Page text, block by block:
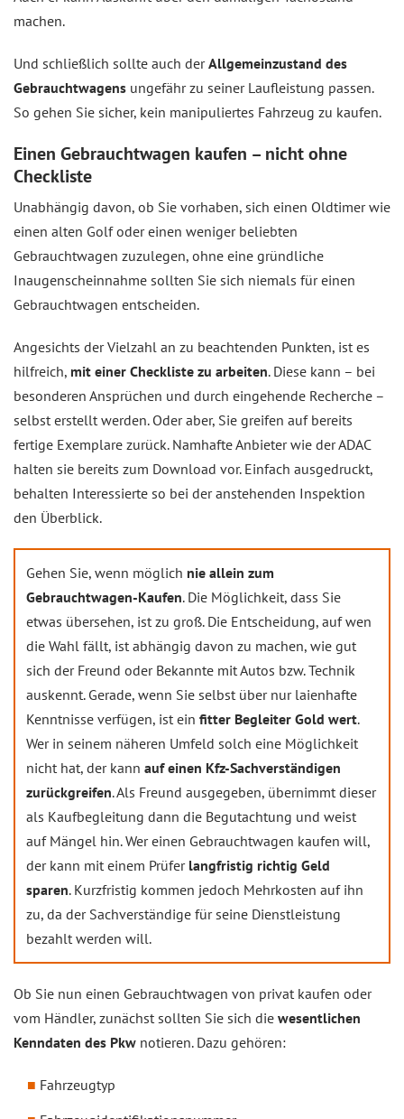
machen.
Und schließlich sollte auch derAllgemeinzustand des
Gebrauchtwagens ungefähr zu seiner Laufleistung passen.
So gehen Sie sicher, kein manipuliertes Fahrzeug zu kaufen.
Einen Gebrauchtwagen kaufen – nicht ohne
Checkliste
Unabhängig davon, ob Sie vorhaben, sich einen Oldtimer wie
einen alten Golf oder einen weniger beliebten
Gebrauchtwagen zuzulegen, ohne eine gründliche
Inaugenscheinnahme sollten Sie sich niemals für einen
Gebrauchtwagen entscheiden.
Angesichts der Vielzahl an zu beachtenden Punkten, ist es
hilfreich, mit einer Checkliste zu arbeiten. Diese kann – bei
besonderen Ansprüchen und durch eingehende Recherche –
selbst erstellt werden. Oder aber, Sie greifen auf bereits
fertige Exemplare zurück. Namhafte Anbieter wie der ADAC
halten sie bereits zum Download vor. Einfach ausgedruckt,
behalten Interessierte so bei der anstehenden Inspektion
den Überblick.
Gehen Sie, wenn möglich nie allein zum
Gebrauchtwagen-Kaufen. Die Möglichkeit, dass Sie
etwas übersehen, ist zu groß. Die Entscheidung, auf wen
die Wahl fällt, ist abhängig davon zu machen, wie gut
sich der Freund oder Bekannte mit Autos bzw. Technik
auskennt. Gerade, wenn Sie selbst über nur laienhafte
Kenntnisse verfügen, ist ein fitter Begleiter Gold wert.
Wer in seinem näheren Umfeld solch eine Möglichkeit
nicht hat, der kann auf einen Kfz-Sachverständigen
zurückgreifen. Als Freund ausgegeben, übernimmt dieser
als Kaufbegleitung dann die Begutachtung und weist
auf Mängel hin. Wer einen Gebrauchtwagen kaufen will,
der kann mit einem Prüfer langfristig richtig Geld
sparen. Kurzfristig kommen jedoch Mehrkosten auf ihn
zu, da der Sachverständige für seine Dienstleistung
bezahlt werden will.
Ob Sie nun einen Gebrauchtwagen von privat kaufen oder
vom Händler, zunächst sollten Sie sich die wesentlichen
Kenndaten des Pkw notieren. Dazu gehören:
Fahrzeugtyp